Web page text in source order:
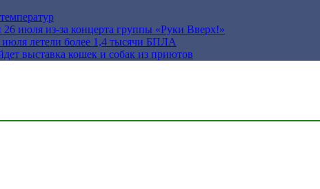
июля из-за концерта группы «Руки Вверх!»
летели более 1,4 тысячи БПЛА
выставка кошек и собак из приютов